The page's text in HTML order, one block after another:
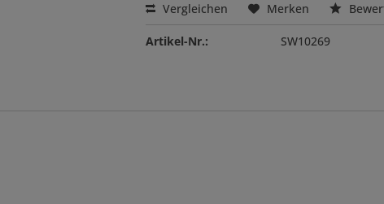
Vergleichen Merken
Artikel-Nr.: SW10269